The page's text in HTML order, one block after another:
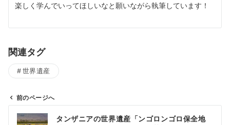
楽しく学んでいってほしいなと願いながら執筆しています！
関連タグ
世界遺産
前のページへ
タンザニアの世界遺産「ンゴロンゴロ保全地